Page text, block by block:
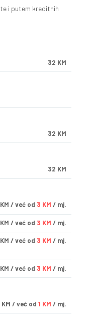
i putem kreditnih
32 KM
32 KM
32 KM
KM / već od 3 KM / mj.
KM / već od 3 KM / mj.
KM / već od 3 KM / mj.
KM / već od 3 KM / mj.
KM / već od 1 KM / mj.